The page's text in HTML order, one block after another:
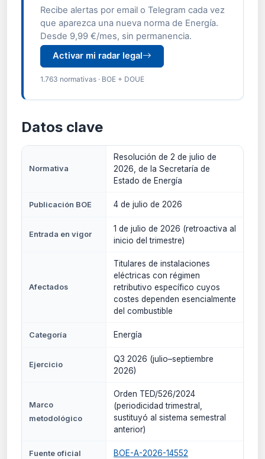
Recibe alertas por email o Telegram cada vez
que aparezca una nueva norma de Energía.
Desde 9,99 €/mes, sin permanencia.
Activar mi radar legal
1.763 normativas · BOE + DOUE
Datos clave
Normativa
Resolución de 2 de julio de
2026, de la Secretaría de
Estado de Energía
Publicación BOE 4 de julio de 2026
Entrada en vigor
1 de julio de 2026 (retroactiva al
inicio del trimestre)
Afectados
Titulares de instalaciones
eléctricas con régimen
retributivo específico cuyos
costes dependen esencialmente
del combustible
Categoría Energía
Ejercicio
Q3 2026 (julio–septiembre
2026)
Marco
metodológico
Orden TED/526/2024
(periodicidad trimestral,
sustituyó al sistema semestral
anterior)
Fuente oficial BOE-A-2026-14552